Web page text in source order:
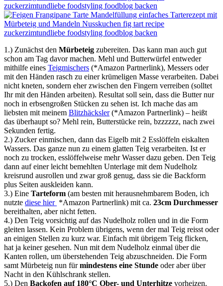
1.) Zunächst den Mürbeteig zubereiten. Das kann man auch gut
schon am Tag davor machen. Mehl und Butterwürfel entweder
mithilfe eines Teigmischers (*Amazon Partnerlink), Messers oder
mit den Händen rasch zu einer krümeligen Masse verarbeiten. Dabei
nicht kneten, sondern eher zwischen den Fingern verreiben (solltet
Ihr mit den Händen arbeiten). Resultat soll sein, dass die Butter nur
noch in erbsengroßen Stücken zu sehen ist. Ich mache das am
liebsten mit meinem Blitzhäcksler(*Amazon Partnerlink) – heißt
das überhaupt so? Mehl rein, Butterstücke rein, bzzzzzz, nach zwei
Sekunden fertig.
2.) Zucker einmischen, dann das Eigelb mit 2 Esslöffeln eiskalten
Wassers. Das ganze nun zu einem glatten Teig verarbeiten. Ist er
noch zu trocken, esslöffelweise mehr Wasser dazu geben. Den Teig
dann auf einer leicht bemehlten Unterlage mit dem Nudelholz
kreisrund ausrollen und zwar groß genug, dass sie die Backform
plus Seiten auskleiden kann.
3.) Eine Tarteform (am besten mit herausnehmbarem Boden, ich
nutzte diese hier *Amazon Partnerlink) mit ca. 23cm Durchmesser
bereithalten, aber nicht fetten.
4.) Den Teig vorsichtig auf das Nudelholz rollen und in die Form
gleiten lassen. Kein Problem übrigens, wenn der mal Teig reisst oder
an einigen Stellen zu kurz war. Einfach mit übrigem Teig flicken,
hat ja keiner gesehen. Nun mit dem Nudelholz einmal über die
Kanten rollen, um überstehenden Teig abzuschneiden. Die Form
samt Mürbeteig nun fürmindestens eine Stunde oder aber über
Nacht in den Kühlschrank stellen.
5.) Den Backofen auf 180°C Ober- und Unterhitze vorheizen.